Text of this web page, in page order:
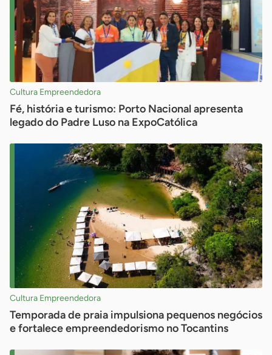
Cultura Empreendedora
Fé, história e turismo: Porto Nacional apresenta
legado do Padre Luso na ExpoCatólica
Cultura Empreendedora
Temporada de praia impulsiona pequenos negócios
e fortalece empreendedorismo no Tocantins